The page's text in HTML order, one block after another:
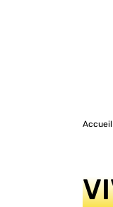
Accueil